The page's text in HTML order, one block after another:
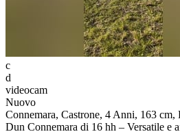
c
d
videocam
Nuovo
Connemara, Castrone, 4 Anni, 163 cm,
Dun Connemara di 16 hh – Versatile e